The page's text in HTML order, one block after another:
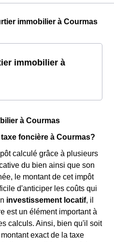
immobilier à Courmas
immobilier à
à Courmas
foncière à Courmas?
calculé grâce à plusieurs
du bien ainsi que son
le montant de cet impôt
d'anticiper les coûts qui
investissement locatif, il
est un élément important à
calculs. Ainsi, bien qu'il soit
exact de la taxe